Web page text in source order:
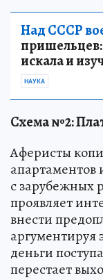
Над СССР
пришельцев:
искала и
НАУКА
Схема №2:
Аферисты
с зарубежных
проявляет
внести
аргументируя
деньги
перестает